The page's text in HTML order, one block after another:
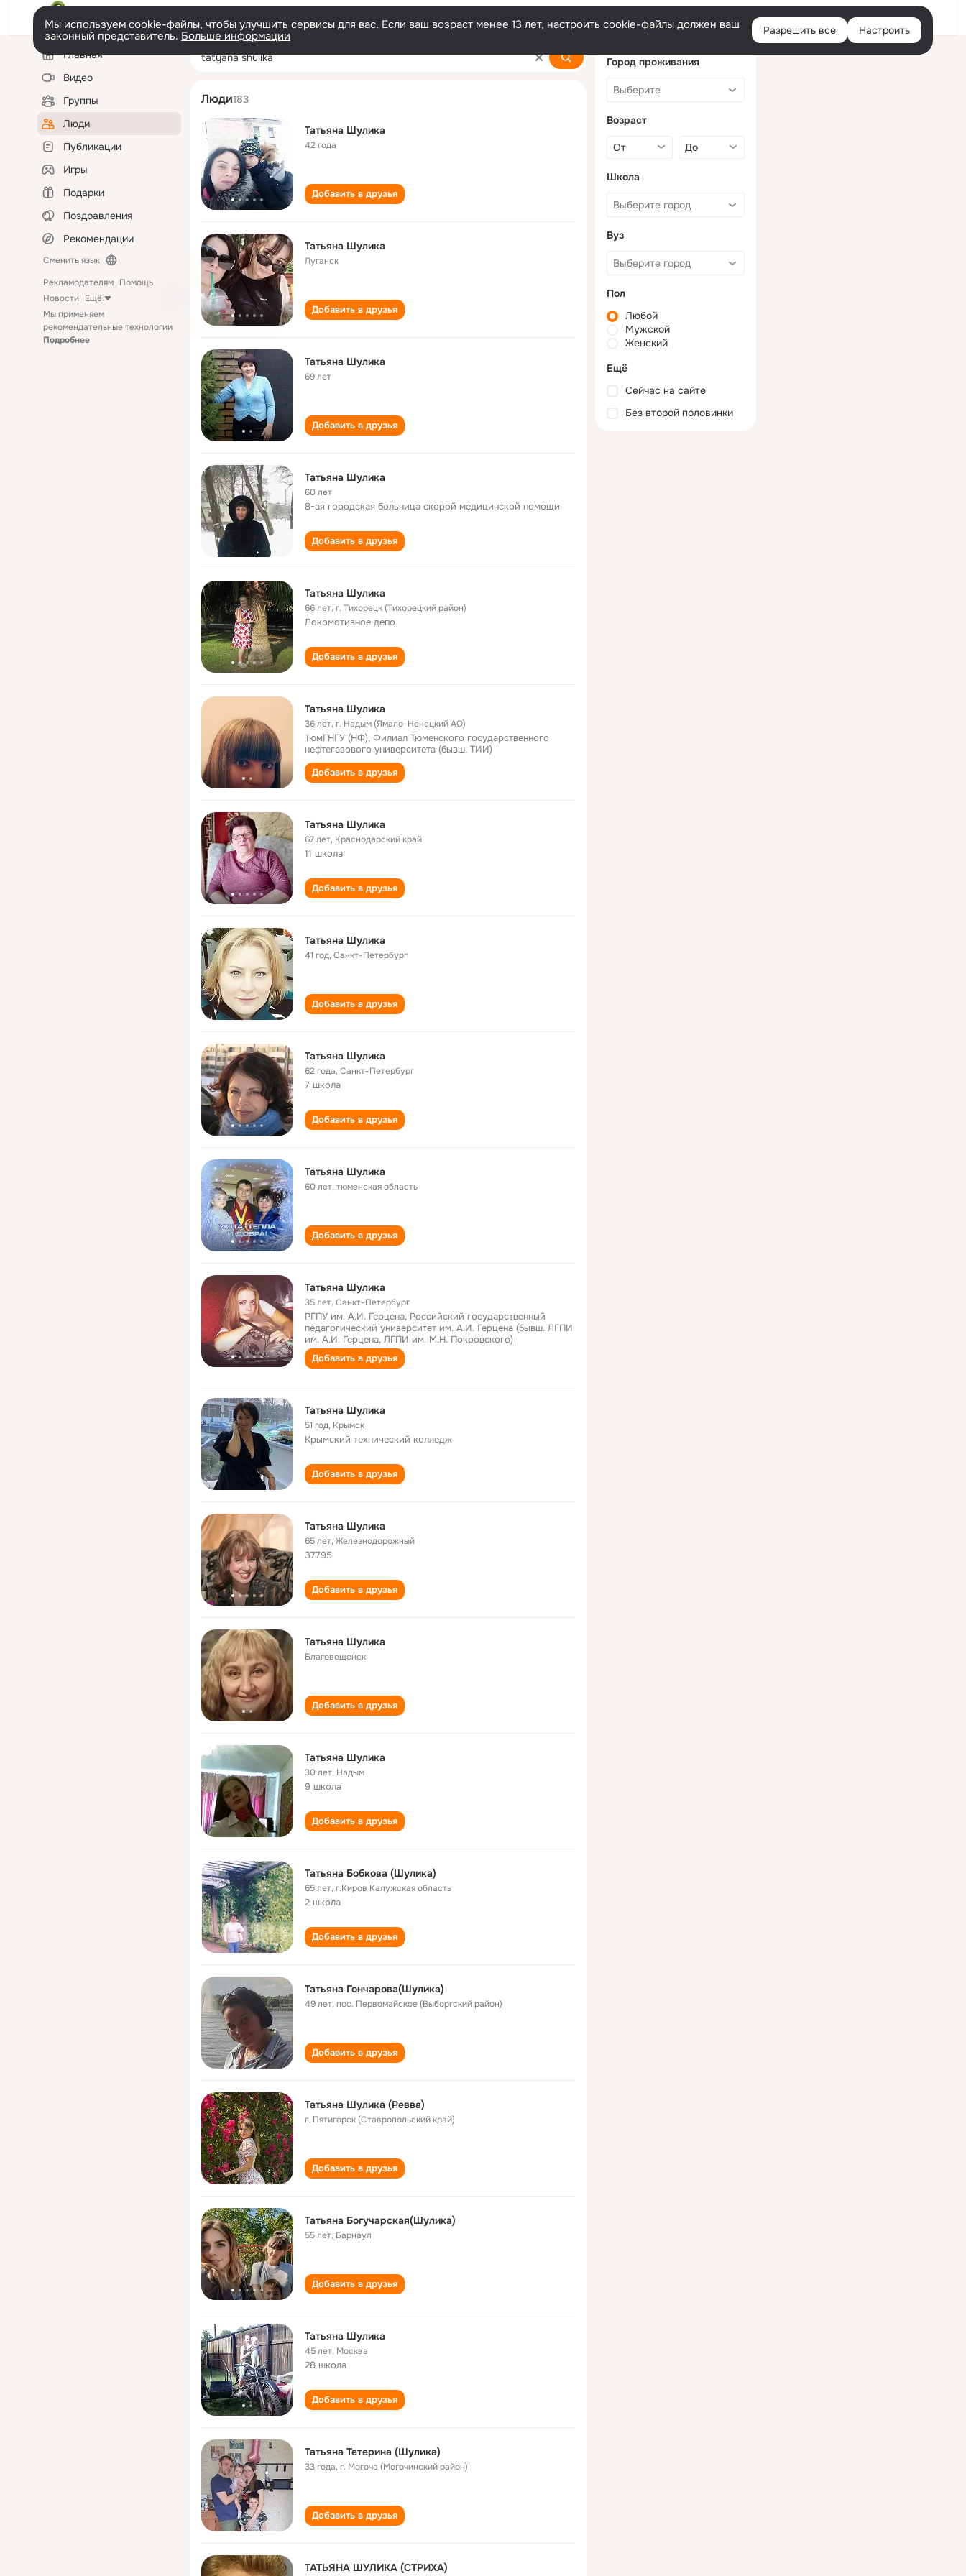
Войти
Мы используем cookie-файлы, чтобы улучшить сервисы для вас. Если ваш возраст менее 13 лет, настроить cookie-файлы должен ваш
законный представитель. Больше информации Разрешить все Настроить
Левая
колонкаГлавная
Видео
Группы
Люди
Публикации
Игры
Подарки
Поздравления
Рекомендации
Сменить язык
Рекламодателям Помощь
Новости Ещё
Мы применяем
рекомендательные технологии
Подробнее
tatyana shulika
Люди183
Татьяна Шулика
42 года
Добавить в друзья
Татьяна Шулика
Луганск
Добавить в друзья
Татьяна Шулика
69 лет
Добавить в друзья
Татьяна Шулика
60 лет
8-ая городская больница скорой медицинской помощи
Добавить в друзья
Татьяна Шулика
66 лет,г. Тихорецк (Тихорецкий район)
Локомотивное депо
Добавить в друзья
Татьяна Шулика
36 лет,г. Надым (Ямало-Ненецкий АО)
ТюмГНГУ (НФ), Филиал Тюменского государственного
нефтегазового университета (бывш. ТИИ)
Добавить в друзья
Татьяна Шулика
67 лет, Краснодарский край
11 школа
Добавить в друзья
Татьяна Шулика
41 год,Санкт-Петербург
Добавить в друзья
Татьяна Шулика
62 года,Санкт-Петербург
7 школа
Добавить в друзья
Татьяна Шулика
60 лет,тюменская область
Добавить в друзья
Татьяна Шулика
35 лет,Санкт-Петербург
РГПУ им. А.И. Герцена, Российский государственный
педагогический университет им. А.И. Герцена (бывш. ЛГПИ
им. А.И. Герцена, ЛГПИ им. М.Н. Покровского)
Добавить в друзья
Татьяна Шулика
51 год, Крымск
Крымский технический колледж
Добавить в друзья
Татьяна Шулика
65 лет,Железнодорожный
37795
Добавить в друзья
Татьяна Шулика
Благовещенск
Добавить в друзья
Татьяна Шулика
30 лет, Надым
9 школа
Добавить в друзья
Татьяна Бобкова (Шулика)
65 лет,г.Киров Калужская область
2 школа
Добавить в друзья
Татьяна Гончарова(Шулика)
49 лет,пос. Первомайское (Выборгский район)
Добавить в друзья
Татьяна Шулика (Ревва)
г. Пятигорск (Ставропольский край)
Добавить в друзья
Татьяна Богучарская(Шулика)
55 лет, Барнаул
Добавить в друзья
Татьяна Шулика
45 лет, Москва
28 школа
Добавить в друзья
Татьяна Тетерина (Шулика)
33 года,г. Могоча (Могочинский район)
Добавить в друзья
ТАТЬЯНА ШУЛИКА (СТРИХА)
Город проживания
Возраст
Школа
Вуз
Пол
Любой
Мужской
Женский
Ещё
Сейчас на сайте
Без второй половинки